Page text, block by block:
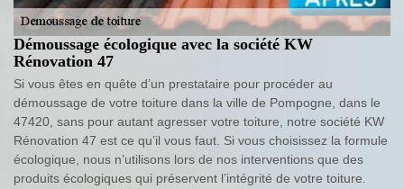
Démoussage écologique avec la société KW
Rénovation 47
Si vous êtes en quête d’un prestataire pour procéder au
démoussage de votre toiture dans la ville de Pompogne, dans le
47420, sans pour autant agresser votre toiture, notre société KW
Rénovation 47 est ce qu’il vous faut. Si vous choisissez la formule
écologique, nous n’utilisons lors de nos interventions que des
produits écologiques qui préservent l’intégrité de votre toiture.